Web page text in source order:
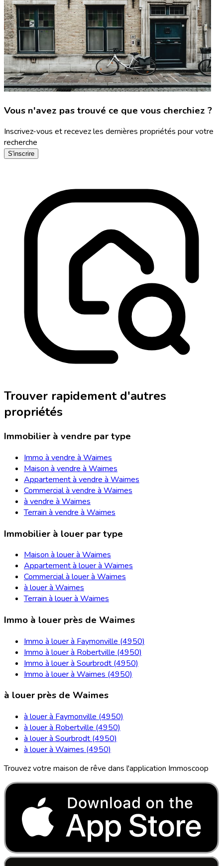
Vous n'avez pas trouvé ce que vous cherchiez ?
Inscrivez-vous et recevez les dernières propriétés pour votre
recherche
S'inscrire
Trouver rapidement d'autres
propriétés
Immobilier à vendre par type
Immo à vendre à Waimes
Maison à vendre à Waimes
Appartement à vendre à Waimes
Commercial à vendre à Waimes
à vendre à Waimes
Terrain à vendre à Waimes
Immobilier à louer par type
Maison à louer à Waimes
Appartement à louer à Waimes
Commercial à louer à Waimes
à louer à Waimes
Terrain à louer à Waimes
Immo à louer près de Waimes
Immo à louer à Faymonville (4950)
Immo à louer à Robertville (4950)
Immo à louer à Sourbrodt (4950)
Immo à louer à Waimes (4950)
à louer près de Waimes
à louer à Faymonville (4950)
à louer à Robertville (4950)
à louer à Sourbrodt (4950)
à louer à Waimes (4950)
Trouvez votre maison de rêve dans l'application Immoscoop